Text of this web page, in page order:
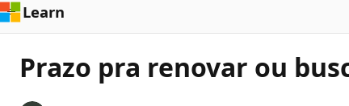
Learn
Prazo pra renovar ou